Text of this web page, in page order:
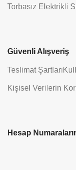
Torbasız Elektrikli
Güvenli Alışveriş
Teslimat Şartları
Kişisel Verilerin
Hesap